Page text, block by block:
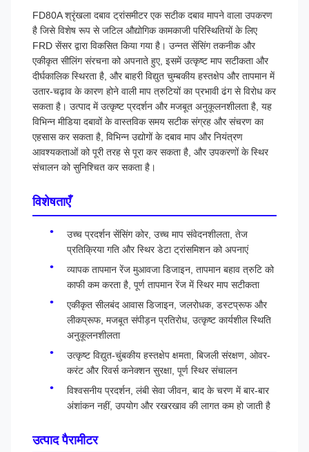
FD80A श्रृंखला दबाव ट्रांसमीटर एक सटीक दबाव मापने वाला उपकरण
है जिसे विशेष रूप से जटिल औद्योगिक कामकाजी परिस्थितियों के लिए
FRD सेंसर द्वारा विकसित किया गया है। उन्नत सेंसिंग तकनीक और
एकीकृत सीलिंग संरचना को अपनाते हुए, इसमें उत्कृष्ट माप सटीकता और
दीर्घकालिक स्थिरता है, और बाहरी विद्युत चुम्बकीय हस्तक्षेप और तापमान में
उतार-चढ़ाव के कारण होने वाली माप त्रुटियों का प्रभावी ढंग से विरोध कर
सकता है। उत्पाद में उत्कृष्ट प्रदर्शन और मजबूत अनुकूलनशीलता है, यह
विभिन्न मीडिया दबावों के वास्तविक समय सटीक संग्रह और संचरण का
एहसास कर सकता है, विभिन्न उद्योगों के दबाव माप और नियंत्रण
आवश्यकताओं को पूरी तरह से पूरा कर सकता है, और उपकरणों के स्थिर
संचालन को सुनिश्चित कर सकता है।
विशेषताएँ
उच्च प्रदर्शन सेंसिंग कोर, उच्च माप संवेदनशीलता, तेज
प्रतिक्रिया गति और स्थिर डेटा ट्रांसमिशन को अपनाएं
व्यापक तापमान रेंज मुआवजा डिजाइन, तापमान बहाव त्रुटि को
काफी कम करता है, पूर्ण तापमान रेंज में स्थिर माप सटीकता
एकीकृत सीलबंद आवास डिजाइन, जलरोधक, डस्टप्रूफ और
लीकप्रूफ, मजबूत संपीड़न प्रतिरोध, उत्कृष्ट कार्यशील स्थिति
अनुकूलनशीलता
उत्कृष्ट विद्युत-चुंबकीय हस्तक्षेप क्षमता, बिजली संरक्षण, ओवर-
करंट और रिवर्स कनेक्शन सुरक्षा, पूर्ण स्थिर संचालन
विश्वसनीय प्रदर्शन, लंबी सेवा जीवन, बाद के चरण में बार-बार
अंशांकन नहीं, उपयोग और रखरखाव की लागत कम हो जाती है
उत्पाद पैरामीटर